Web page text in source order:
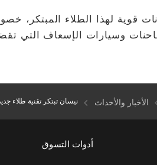
قوية لهذا الطلاء المبتكر،
وسيارات الإسعاف التي
الأخبار والأحداث نيسان تبتكر تقنية طلاء
أدوات التسوق